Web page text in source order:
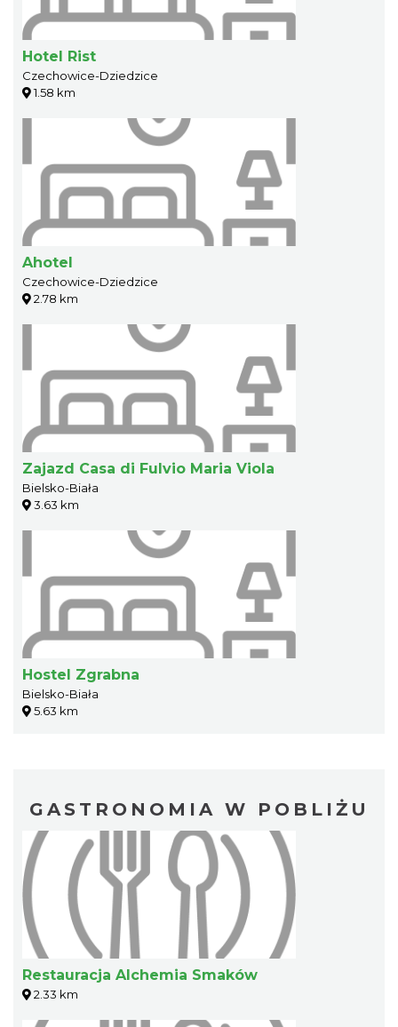
Hotel Rist
Czechowice-Dziedzice
1.58 km
Ahotel
Czechowice-Dziedzice
2.78 km
Zajazd Casa di Fulvio Maria Viola
Bielsko-Biała
3.63 km
Hostel Zgrabna
Bielsko-Biała
5.63 km
GASTRONOMIA W POBLIŻU
Restauracja Alchemia Smaków
2.33 km